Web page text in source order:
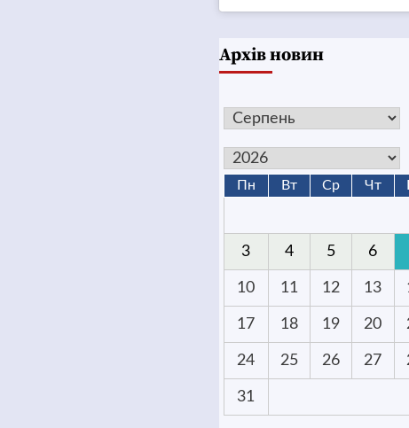
Архів новин
Пн Вт Ср Чт
3 4 5 6
10 11 12 13
17 18 19 20
24 25 26 27
31